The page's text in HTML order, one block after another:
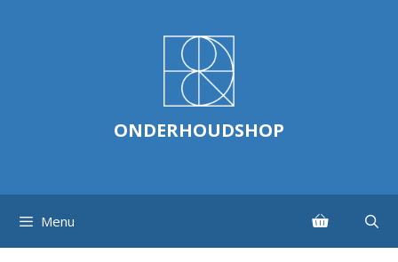
ONDERHOUDSHOP
Menu